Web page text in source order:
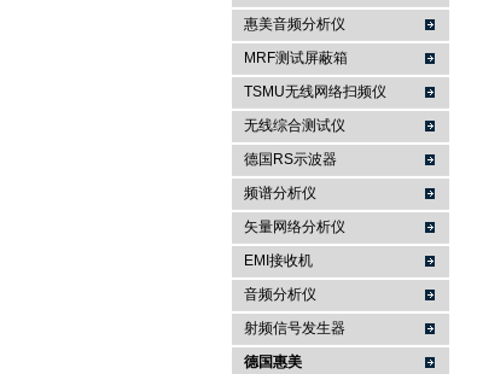
南京咏仪电子科技有限公司
惠美音频分析仪
MRF测试屏蔽箱
TSMU无线网络扫频仪
无线综合测试仪
德国RS示波器
频谱分析仪
矢量网络分析仪
EMI接收机
音频分析仪
射频信号发生器
德国惠美